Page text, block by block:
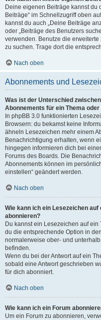
Deine eigenen Beiträge kannst du
Beiträge“ im Schnellzugriff oben
kannst du auch „Deine Beiträge
oder „Beiträge des Benutzers
verwenden. Benutze die
zu suchen. Trage dort die
Nach oben
Abonnements und
Was ist der Unterschied
Abonnements für ein Thema oder
In phpBB 3.0 funktionierten
Browsern: du bekamst keine
ähneln Lesezeichen mehr einem
Benachrichtigung erhalten, wenn
hingegen informieren dich bei
Forums des Boards. Die
Abonnements können im
einstellen“ geändert werden.
Nach oben
Wie kann ich ein Lesezeichen
abonnieren?
Du kannst ein Lesezeichen auf
du die entsprechende Option in
normalerweise ober- und
befinden.
Wenn du bei der Antwort auf ein
sobald eine Antwort geschrieben
für dich abonniert.
Nach oben
Wie kann ich ein Forum
Um ein Forum zu abonnieren,